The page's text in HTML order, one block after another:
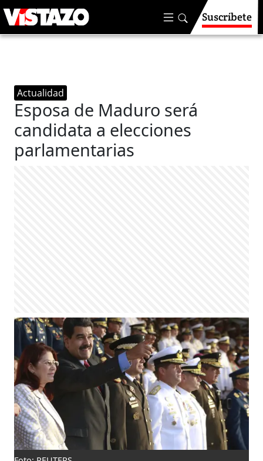
Suscríbete
Actualidad
Esposa de Maduro será
candidata a elecciones
parlamentarias